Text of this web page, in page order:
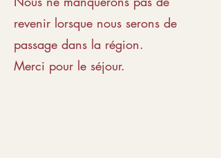
revenir lorsque nous serons de
passage dans la région.
Merci pour le séjour.